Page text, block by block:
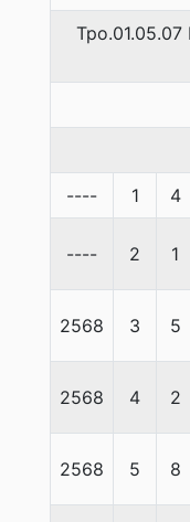
---- 1 4
---- 2 1
2568 3 5
2568 4 2
2568 5 8